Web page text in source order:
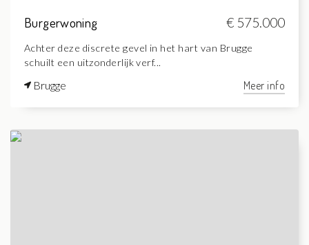
Burgerwoning € 575.000
Achter deze discrete gevel in het hart van Brugge
schuilt een uitzonderlijk verf...
Brugge Meer info